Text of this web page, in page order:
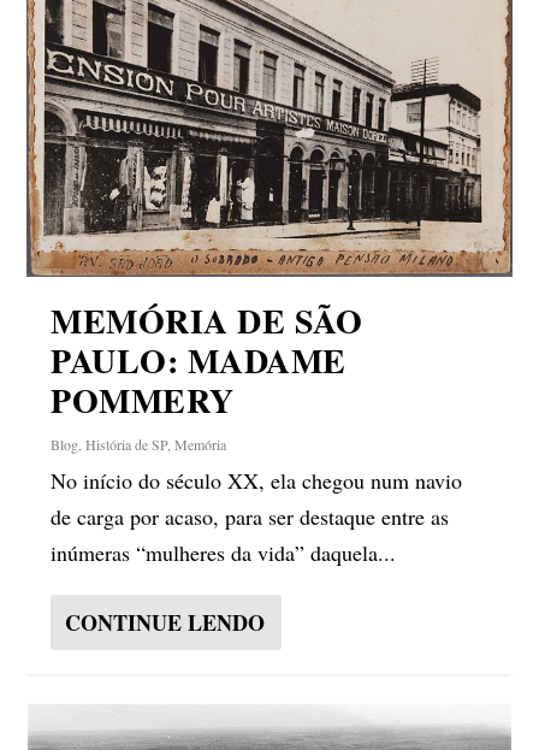
MEMÓRIA DE SÃO
PAULO: MADAME
POMMERY
Blog,História de SP,Memória
No início do século XX, ela chegou num navio
de carga por acaso, para ser destaque entre as
inúmeras “mulheres da vida” daquela...
CONTINUE LENDO